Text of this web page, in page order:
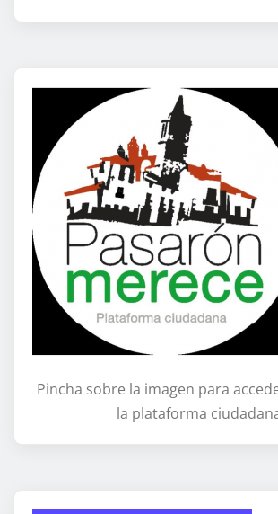
Pincha sobre la imagen para
la plataforma